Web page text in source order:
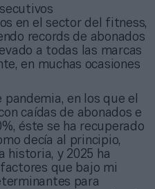
en el sector del fitness,
records de abonados
a todas las marcas
en muchas ocasiones
pandemia, en los que el
caídas de abonados e
éste se ha recuperado
decía al principio,
historia, y 2025 ha
que bajo mi
para